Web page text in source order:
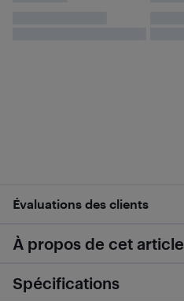
Évaluations des clients
À propos de cet article
Spécifications